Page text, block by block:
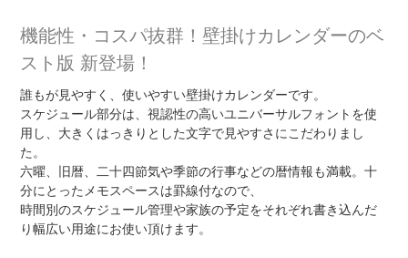
機能性・コスパ抜群！壁掛けカレンダーのベ
スト版 新登場！
誰もが見やすく、使いやすい壁掛けカレンダーです。
スケジュール部分は、視認性の高いユニバーサルフォントを使
用し、大きくはっきりとした文字で見やすさにこだわりまし
た。
六曜、旧暦、二十四節気や季節の行事などの暦情報も満載。十
分にとったメモスペースは罫線付なので、
時間別のスケジュール管理や家族の予定をそれぞれ書き込んだ
り幅広い用途にお使い頂けます。